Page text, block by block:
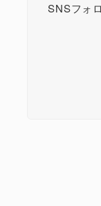
SNSフォ